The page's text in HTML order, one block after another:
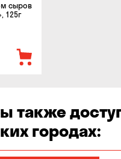
сыров
125г
также
городах: